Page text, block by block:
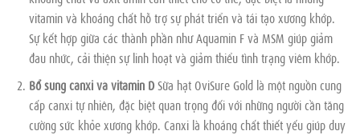
vitamin và khoáng chất hỗ trợ sự phát triển và tái tạo xương khớp.
Sự kết hợp giữa các thành phần như Aquamin F và MSM giúp giảm
đau nhức, cải thiện sự linh hoạt và giảm thiểu tình trạng viêm khớp.
Bổ sung canxi và vitamin DSữa hạt OviSure Gold là một nguồn cung
cấp canxi tự nhiên, đặc biệt quan trọng đối với những người cần tăng
cường sức khỏe xương khớp. Canxi là khoáng chất thiết yếu giúp duy